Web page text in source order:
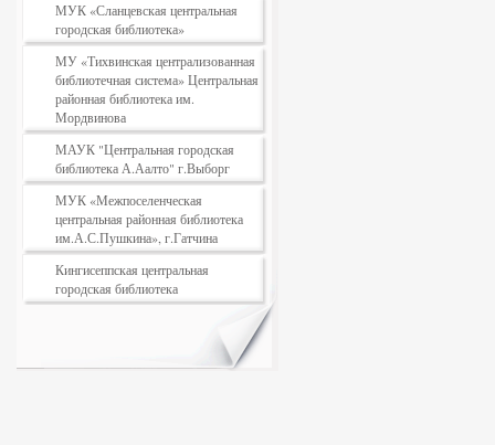
МУК «Сланцевская центральная
городская библиотека»
МУ «Тихвинская централизованная
библиотечная система» Центральная
районная библиотека им.
Мордвинова
МАУК "Центральная городская
библиотека А.Аалто" г.Выборг
МУК «Межпоселенческая
центральная районная библиотека
им.А.С.Пушкина», г.Гатчина
Кингисеппская центральная
городская библиотека